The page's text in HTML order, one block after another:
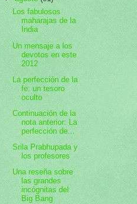
Los fabulosos
maharajas de la
India
Un mensaje a los
devotos en este
2012
La perfección de la
fe: un tesoro
oculto
Continuación de la
nota anterior: La
perfección de...
Srila Prabhupada y
los profesores
Una reseña sobre
las grandes
incógnitas del
Big Bang